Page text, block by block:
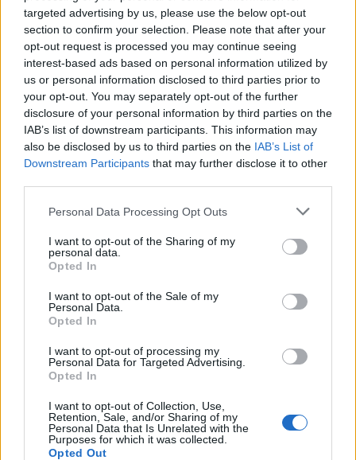
targeted advertising by us, please use the below opt-out
section to confirm your selection. Please note that after your
opt-out request is processed you may continue seeing
interest-based ads based on personal information utilized by
us or personal information disclosed to third parties prior to
your opt-out. You may separately opt-out of the further
disclosure of your personal information by third parties on the
IAB’s list of downstream participants. This information may
also be disclosed by us to third parties on the IAB’s List of
Downstream Participants that may further disclose it to other
Personal Data Processing Opt Outs
I want to opt-out of the Sharing of my
personal data.
Opted In
I want to opt-out of the Sale of my
Personal Data.
Opted In
I want to opt-out of processing my
Personal Data for Targeted Advertising.
Opted In
I want to opt-out of Collection, Use,
Retention, Sale, and/or Sharing of my
Personal Data that Is Unrelated with the
Purposes for which it was collected.
Opted Out
Žmonės
Ingos Valinskienės 60-
metis – kupinas
ekstremalių patirčių:
Žmonės
Mirė filme „Žmogus
voras“ sužibėjusi aktorė
Ar jums pakaks
išradingumo teisingai
galvosūkį, panaudojant
tik vieną degtuką?
Plaukai mažiau
riebaluosis: į šampūną
ingredientą